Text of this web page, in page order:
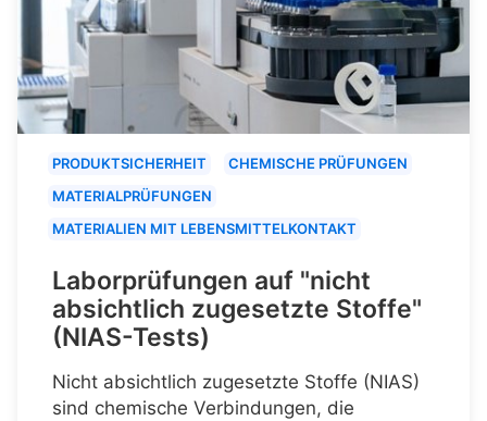
PRODUKTSICHERHEIT
CHEMISCHE PRÜFUNGEN
MATERIALPRÜFUNGEN
MATERIALIEN MIT LEBENSMITTELKONTAKT
Laborprüfungen auf "nicht
absichtlich zugesetzte Stoffe"
(NIAS-Tests)
Nicht absichtlich zugesetzte Stoffe (NIAS)
sind chemische Verbindungen, die